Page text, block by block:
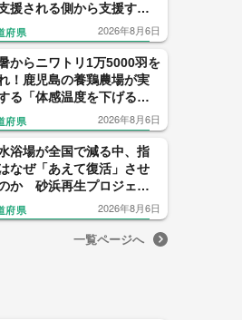
支援される側から支援する
」
府県 2026年8月6日
からニワトリ1万5000羽を
！鹿児島の養鶏農場が実
る「体感温度を下げる」
の暑さ対策
府県 2026年8月6日
浴場が全国で減る中、指
なぜ「あえて復活」させ
か 砂浜再生プロジェク
舞台裏
府県 2026年8月6日
一覧ページへ